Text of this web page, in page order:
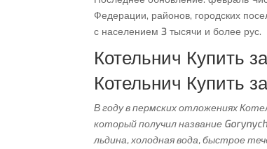
Федерации, районов, городских
с населением 3 тысячи и более рус.
Котельнич Купить
Котельнич Купить
В году в пермских отложениях
который получил название
льдина, холодная вода, быстрое